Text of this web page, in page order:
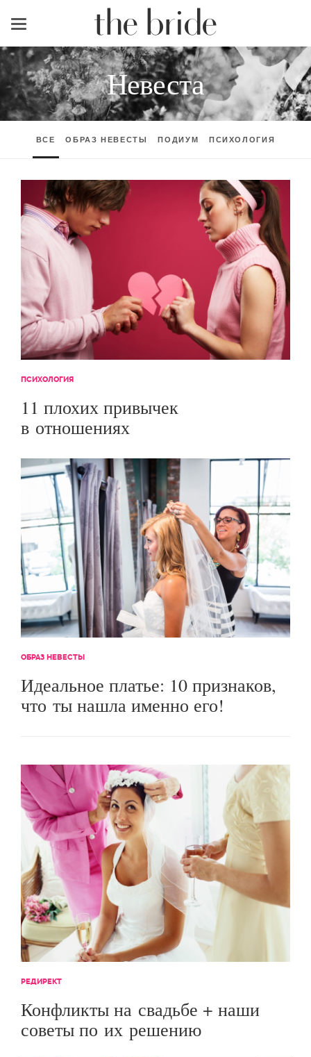
Меню
Невеста
ВСЕ ОБРАЗ НЕВЕСТЫ ПОДИУМ ПСИХОЛОГИЯ
ПСИХОЛОГИЯ
11 плохих привычек
в отношениях
ОБРАЗ НЕВЕСТЫ
Идеальное платье: 10 признаков,
что ты нашла именно его!
РЕДИРЕКТ
Конфликты на свадьбе + наши
советы по их решению